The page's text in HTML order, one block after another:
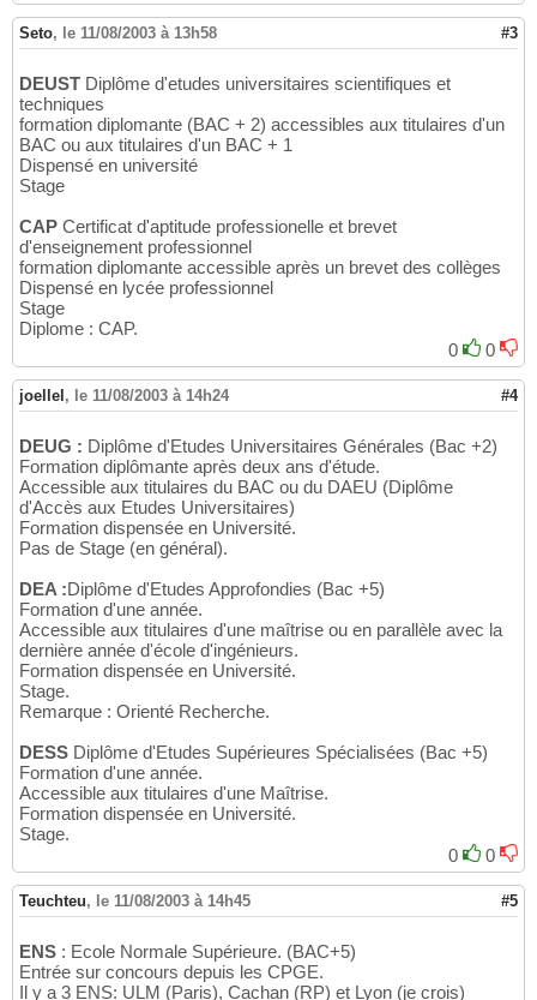
Seto, le 11/08/2003 à 13h58 #3
DEUST Diplôme d'etudes universitaires scientifiques et
techniques
formation diplomante (BAC + 2) accessibles aux titulaires d'un
BAC ou aux titulaires d'un BAC + 1
Dispensé en université
Stage
CAP Certificat d'aptitude professionelle et brevet
d'enseignement professionnel
formation diplomante accessible après un brevet des collèges
Dispensé en lycée professionnel
Stage
Diplome : CAP.
0
0
joellel , le 11/08/2003 à 14h24 #4
DEUG : Diplôme d'Etudes Universitaires Générales (Bac +2)
Formation diplômante après deux ans d'étude.
Accessible aux titulaires du BAC ou du DAEU (Diplôme
d'Accès aux Etudes Universitaires)
Formation dispensée en Université.
Pas de Stage (en général).
DEA :Diplôme d'Etudes Approfondies (Bac +5)
Formation d'une année.
Accessible aux titulaires d'une maîtrise ou en parallèle avec la
dernière année d'école d'ingénieurs.
Formation dispensée en Université.
Stage.
Remarque : Orienté Recherche.
DESS Diplôme d'Etudes Supérieures Spécialisées (Bac +5)
Formation d'une année.
Accessible aux titulaires d'une Maîtrise.
Formation dispensée en Université.
Stage.
0
0
Teuchteu, le 11/08/2003 à 14h45 #5
ENS : Ecole Normale Supérieure. (BAC+5)
Entrée sur concours depuis les CPGE.
Il y a 3 ENS: ULM (Paris), Cachan (RP) et Lyon (je crois)